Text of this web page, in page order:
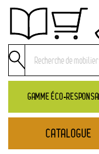
GAMME ÉCO-
Obtenir un devis
Conditions générales
Conditions de
Contact
CatalogueCATALOGUE